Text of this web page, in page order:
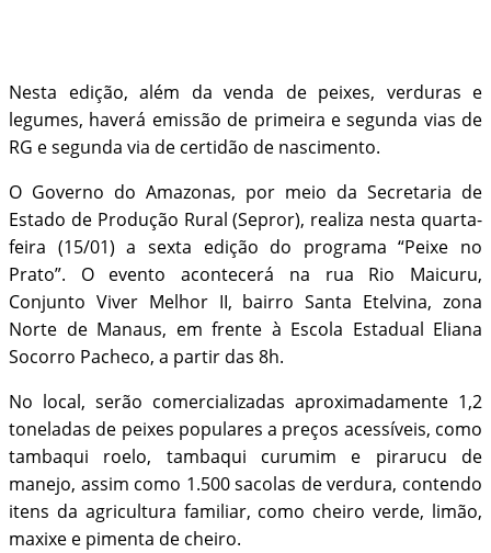
Nesta edição, além da venda de peixes, verduras e
legumes, haverá emissão de primeira e segunda vias de
RG e segunda via de certidão de nascimento.
O Governo do Amazonas, por meio da Secretaria de
Estado de Produção Rural (Sepror), realiza nesta quarta-
feira (15/01) a sexta edição do programa “Peixe no
Prato”. O evento acontecerá na rua Rio Maicuru,
Conjunto Viver Melhor II, bairro Santa Etelvina, zona
Norte de Manaus, em frente à Escola Estadual Eliana
Socorro Pacheco, a partir das 8h.
No local, serão comercializadas aproximadamente 1,2
toneladas de peixes populares a preços acessíveis, como
tambaqui roelo, tambaqui curumim e pirarucu de
manejo, assim como 1.500 sacolas de verdura, contendo
itens da agricultura familiar, como cheiro verde, limão,
maxixe e pimenta de cheiro.